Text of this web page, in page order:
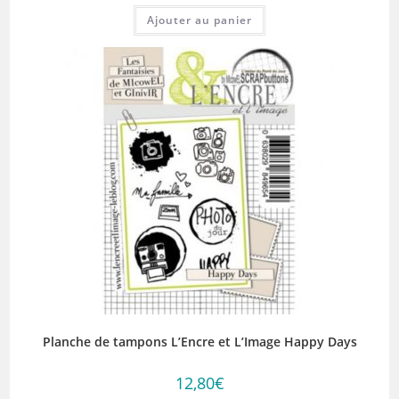
Ajouter au panier
Planche de tampons L’Encre et L’Image Happy Days
12,80€